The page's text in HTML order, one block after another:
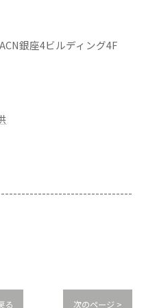
銀座4ビルディング4F
る 次のページ >